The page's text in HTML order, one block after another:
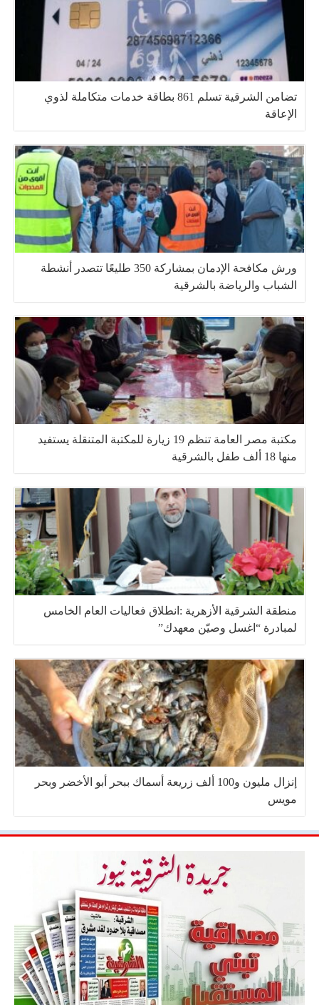
تضامن الشرقية تسلم 861 بطاقة خدمات متكاملة لذوي
الإعاقة
ورش مكافحة الإدمان بمشاركة 350 طليعًا تتصدر أنشطة
الشباب والرياضة بالشرقية
مكتبة مصر العامة تنظم 19 زيارة للمكتبة المتنقلة يستفيد
منها 18 ألف طفل بالشرقية
منطقة الشرقية الأزهرية :انطلاق فعاليات العام الخامس
لمبادرة “اغسل وصيّن معهدك”
إنزال مليون و100 ألف زريعة أسماك ببحر أبو الأخضر وبحر
مويس